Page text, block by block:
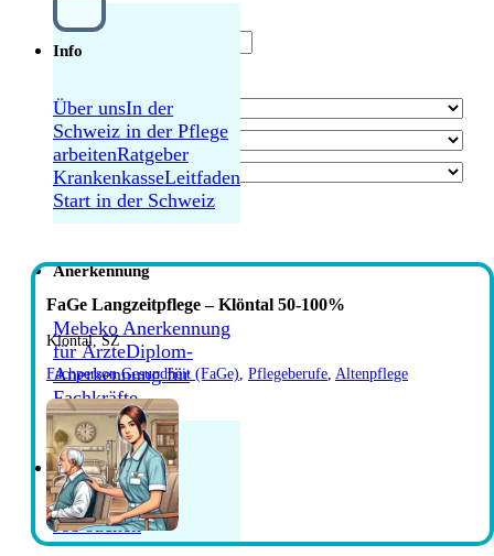
MAGAZIN
70% in Niederwil AG – Individuelle
Diplomierte Pflegefachperson Pflege älterer
Menschen 50-100% in Köniz
FaGe Langzeitpflege – Aesch BL 50-80% –
Weiterbildungsmöglichkeiten
FaGe Geriatrische Pflege 100% in Luzern –
Umfangreiche interne und externe
Fachperson Gesundheit (FaGe) Pflege älterer
Menschen in Zürich 50-100%
Info
Über unsIn der
Schweiz in der Pflege
arbeitenRatgeber
KrankenkasseLeitfaden
Start in der Schweiz
Anerkennung
Mebeko Anerkennung
für ÄrzteDiplom-
Anerkennung für
Fachkräfte
Jobs
Job suchen
alle Jobs durchsuchen
FaGe Langzeitpflege – Klöntal 50-100%
Klöntal, SZ
Fachperson Gesundheit (FaGe), Pflegeberufe, Altenpflege